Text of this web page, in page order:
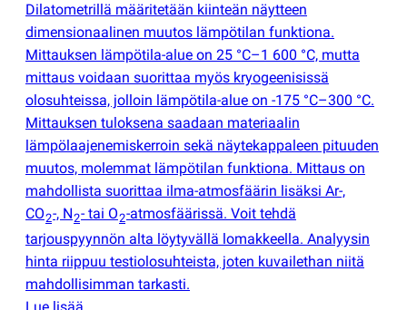
Dilatometrillä määritetään kiinteän näytteen
dimensionaalinen muutos lämpötilan funktiona.
Mittauksen lämpötila-alue on 25 °C–1 600 °C, mutta
mittaus voidaan suorittaa myös kryogeenisissä
olosuhteissa, jolloin lämpötila-alue on -175 °C–300 °C.
Mittauksen tuloksena saadaan materiaalin
lämpölaajenemiskerroin sekä näytekappaleen pituuden
muutos, molemmat lämpötilan funktiona. Mittaus on
mahdollista suorittaa ilma-atmosfäärin lisäksi Ar-,
CO2-, N2- tai O2-atmosfäärissä. Voit tehdä
tarjouspyynnön alta löytyvällä lomakkeella. Analyysin
hinta riippuu testiolosuhteista, joten kuvailethan niitä
mahdollisimman tarkasti.